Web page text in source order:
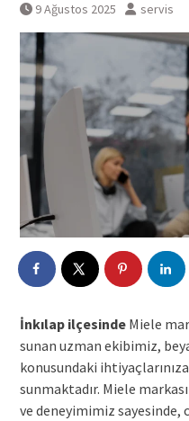
9 Ağustos 2025 servis
İnkılap ilçesindeMiele
sunan uzman ekibimiz,
konusundaki
sunmaktadır. Miele
ve deneyimimiz sayesinde,